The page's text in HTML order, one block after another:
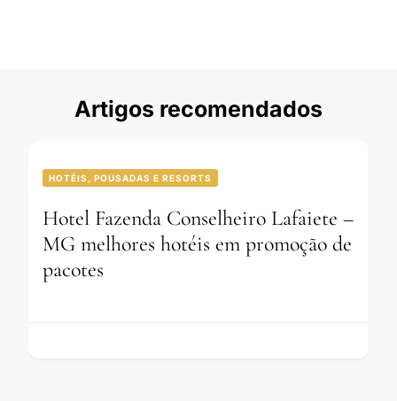
Artigos recomendados
HOTÉIS, POUSADAS E RESORTS
Hotel Fazenda Conselheiro Lafaiete –
MG melhores hotéis em promoção de
pacotes